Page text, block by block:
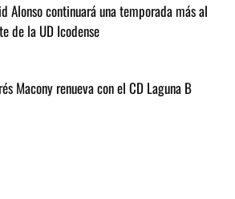
Alonso continuará una temporada más al
de la UD Icodense
Macony renueva con el CD Laguna B